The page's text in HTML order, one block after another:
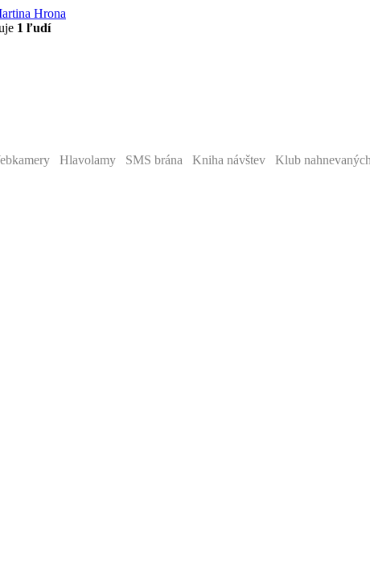
Hrona
1 ľudí
Hlavolamy SMS brána Kniha návštev Klub